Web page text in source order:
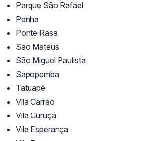
Parque São Rafael
Penha
Ponte Rasa
São Mateus
São Miguel Paulista
Sapopemba
Tatuapé
Vila Carrão
Vila Curuçá
Vila Esperança